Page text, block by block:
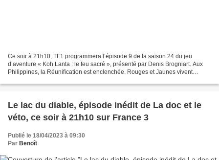
Ce soir à 21h10, TF1 programmera l’épisode 9 de la saison 24 du jeu
d’aventure « Koh Lanta : le feu sacré », présenté par Denis Brogniart. Aux
Philippines, la Réunification est enclenchée. Rouges et Jaunes vivent
Le lac du diable, épisode inédit de La doc et le
véto, ce soir à 21h10 sur France 3
Publié le 18/04/2023 à 09:30
Par Benoît